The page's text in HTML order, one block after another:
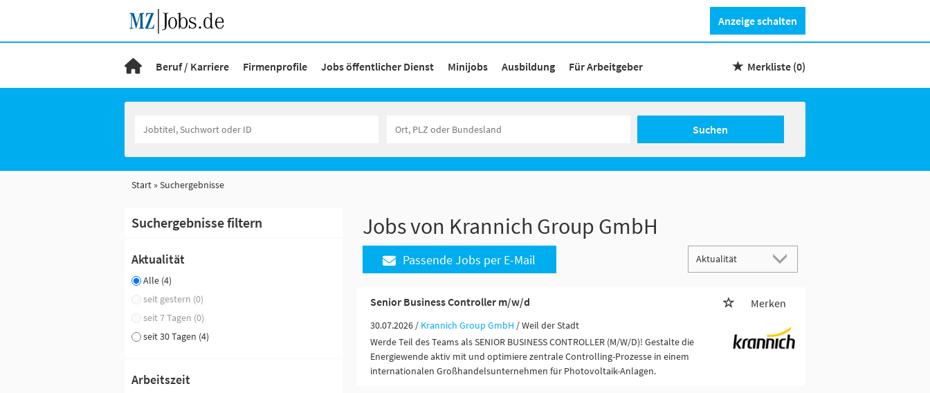
Anzeige schalten
Beruf / Karriere Firmenprofile Jobs öffentlicher Dienst Minijobs Ausbildung Für Arbeitgeber Merkliste (0)
Suchen
Start Suchergebnisse
Suchergebnisse filtern
Aktualität
Alle (4)
seit gestern (0)
seit 7 Tagen (0)
seit 30 Tagen (4)
Arbeitszeit
Jobs von Krannich Group GmbH
Passende Jobs per E-Mail
Senior Business Controller m/w/d Merken
30.07.2026 / Krannich Group GmbH / Weil der Stadt
Werde Teil des Teams als SENIOR BUSINESS CONTROLLER (M/W/D)! Gestalte die
Energiewende aktiv mit und optimiere zentrale Controlling-Prozesse in einem
internationalen Großhandelsunternehmen für Photovoltaik-Anlagen.